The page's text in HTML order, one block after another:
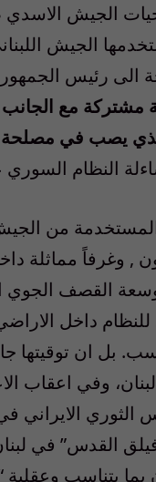
الجيش الاسدي
الجيش
الى رئيس
مشتركة مع
الذي يصب في
النظام السوري
من
, وغرفاً مماثلة
القصف الجوي
داخل
بل ان توقيتها
وفي اعقاب
الايراني
في لبنان
يتناسب وعقلية